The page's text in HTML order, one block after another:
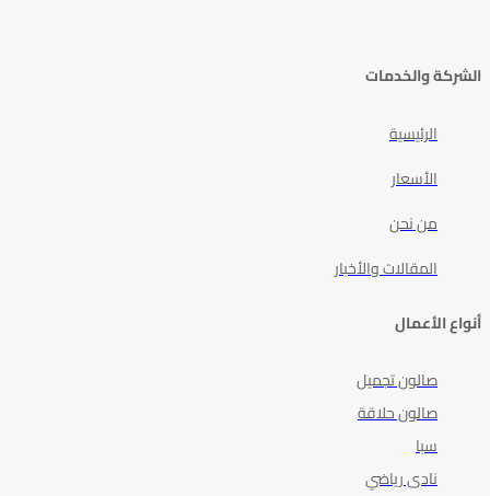
الشركة والخدمات
الرئيسية
الأسعار
من نحن
المقالات والأخبار
أنواع الأعمال
صالون تجميل
صالون حلاقة
سبا
نادى رياضي